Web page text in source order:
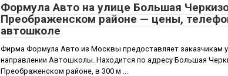
Формула Авто на улице Большая
Преображенском районе — цены,
автошколе
Фирма Формула Авто из Москвы предоставляет заказчикам
направлении Автошколы. Находится по адресу Большая
Преображенском районе, в 300 м ...